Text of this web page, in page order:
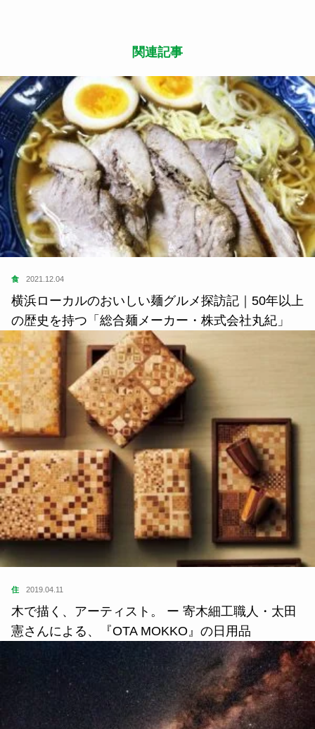
関連記事
食 2021.12.04
横浜ローカルのおいしい麺グルメ探訪記｜50年以上
の歴史を持つ「総合麺メーカー・株式会社丸紀」
住 2019.04.11
木で描く、アーティスト。 ー 寄木細工職人・太田
憲さんによる、『OTA MOKKO』の日用品